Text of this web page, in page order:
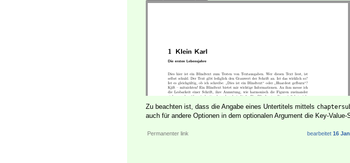
Zu beachten ist, dass die Angabe eines Untertitels mittels
auch für andere Optionen in dem optionalen Argument die Key-
Permanenter link bearbeitet 16